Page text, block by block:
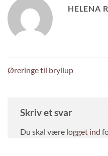
HELENA
Øreringe til bryllup
Skriv et svar
Du skal være logget ind